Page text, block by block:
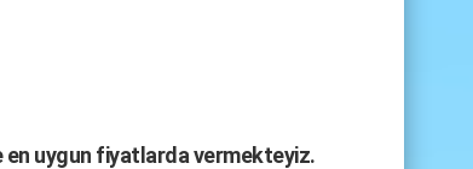
en uygun fiyatlarda vermekteyiz.